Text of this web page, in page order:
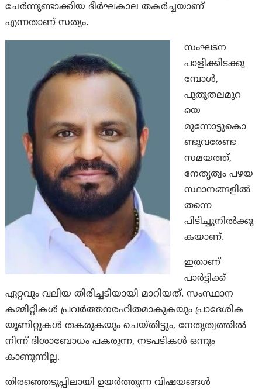
ചേർന്നുണ്ടാക്കിയ ദീർഘകാല തകർച്ചയാണ്
എന്നതാണ് സത്യം.
സംഘടന
പാളിക്കിടക്കു
മ്പോൾ,
പുതുതലമുറ
യെ
മുന്നോട്ടുകൊ
ണ്ടുവരേണ്ട
സമയത്ത്,
നേതൃത്വം പഴയ
സ്ഥാനങ്ങളിൽ
തന്നെ
പിടിച്ചുനിൽക്കു
കയാണ്.
ഇതാണ്
പാർട്ടിക്ക്
ഏറ്റവും വലിയ തിരിച്ചടിയായി മാറിയത്. സംസ്ഥാന
കമ്മിറ്റികൾ പ്രവർത്തനരഹിതമാകുകയും പ്രാദേശിക
യൂണിറ്റുകൾ തകരുകയും ചെയ്തിട്ടും, നേതൃത്വത്തിൽ
നിന്ന് ദിശാബോധം പകരുന്ന, നടപടികൾ ഒന്നും
കാണുന്നില്ല.
തിരഞ്ഞെടുപ്പിലായി ഉയർത്തുന്ന വിഷയങ്ങൾ